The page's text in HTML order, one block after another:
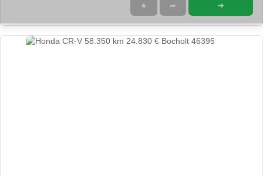
★ ➦ ➜